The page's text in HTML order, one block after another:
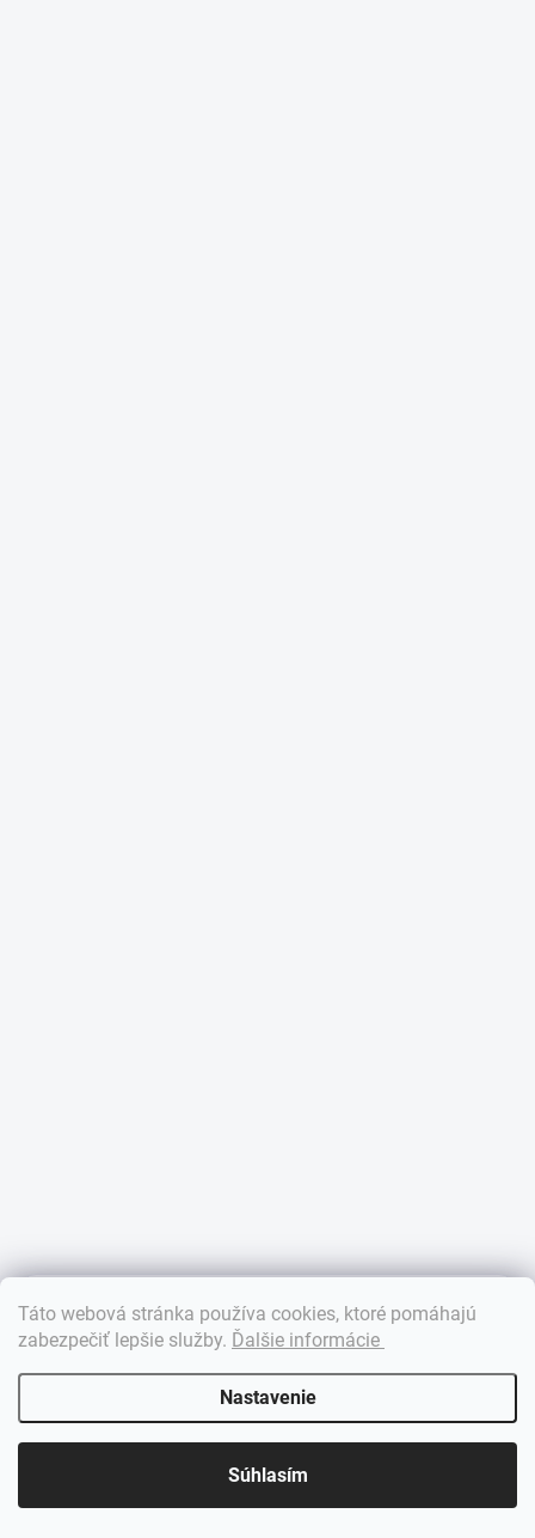
Táto webová stránka používa cookies, ktoré pomáhajú
zabezpečiť lepšie služby. Ďalšie informácie
Nastavenie
Súhlasím
Dobrý deň! 👋 Pomôžem vám nájsť správny diel. Napíšte mi.